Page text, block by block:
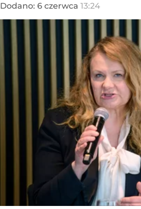
Dodano: 6 czerwca 13:24